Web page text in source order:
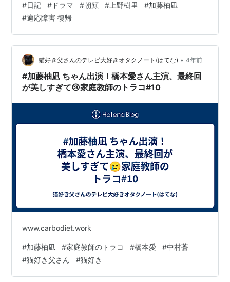
ら、その現実を受け止めながら前に進んでいき、そして
自分も結婚、出産を経験し、家族の形は変わりながら成
長していくという親子三世代の物語です。 今回のスペシ
ャルドラマでは、娘のつぐみちゃんは小学生になり、妹
も産まれてお姉ちゃんになりました。妹のさとちゃんは
保育園に通い、じいじは若年性の認知症が進行…
#日記 # ドラマ #朝顔 # 上野樹里 #加藤柚凪
#適応障害 復帰
猫好き父さんのテレビ大好きオタクノート(はてな) • 4年前
#加藤柚凪 ちゃん出演！橋本愛さん主演、最終回
が美しすぎて😢家庭教師のトラコ#10
www.carbodiet.work
#加藤柚凪 #家庭教師のトラコ #橋本愛 #中村蒼
#猫好き父さん #猫好き